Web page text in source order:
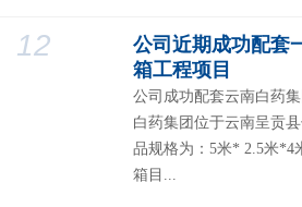
12
公司近期成功配套
箱工程项目
公司成功配套云南白药
白药集团位于云南呈贡
品规格为：5米* 2.5米*4
箱目...